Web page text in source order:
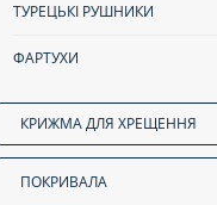
ТУРЕЦЬКІ РУШНИКИ
ФАРТУХИ
КРИЖМА ДЛЯ ХРЕЩЕННЯ
ПОКРИВАЛА